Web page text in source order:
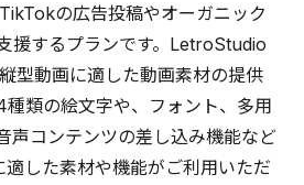
の広告投稿やオーガニック
援するプランです。LetroStudio
型動画に適した動画素材の提供
類の絵文字や、フォント、多用
声コンテンツの差し込み機能など
した素材や機能がご利用いただ